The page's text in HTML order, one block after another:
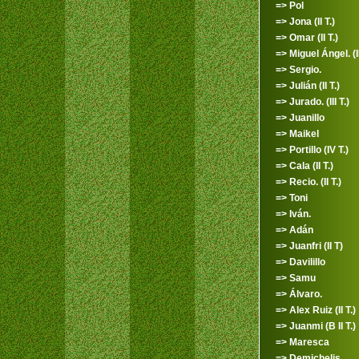
=> Pol
=> Jona (II T.)
=> Omar (II T.)
=> Miguel Ángel.
=> Sergio.
=> Julián (II T.)
=> Jurado. (III T.)
=> Juanillo
=> Maikel
=> Portillo (IV T.)
=> Cala (II T.)
=> Recio. (II T.)
=> Toni
=> Iván.
=> Adán
=> Juanfri (II T)
=> Davilillo
=> Samu
=> Álvaro.
=> Alex Ruiz (II T.)
=> Juanmi (B II T.)
=> Maresca